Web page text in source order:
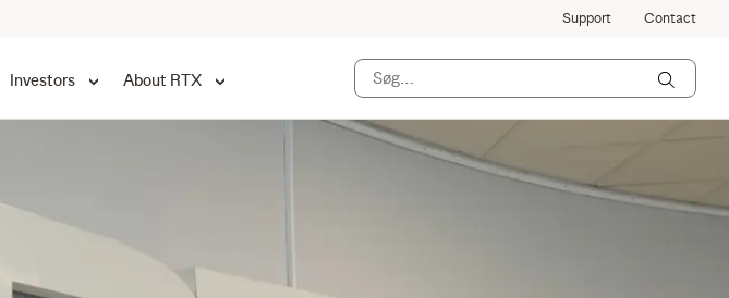
Support Contact
Investors About RTX